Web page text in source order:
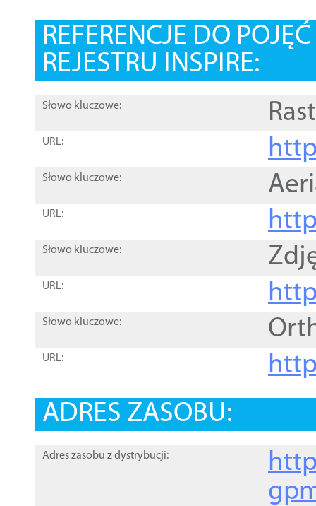
REFERENCJE DO
REJESTRU INSPIRE:
Słowo kluczowe:
URL:
Słowo kluczowe:
URL:
Słowo kluczowe:
URL:
Słowo kluczowe:
URL:
ADRES ZASOBU:
Adres zasobu z dystrybucji: